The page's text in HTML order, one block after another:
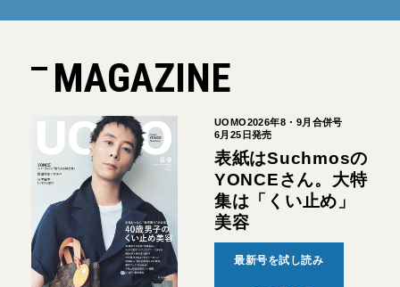
MAGAZINE
UOMO2026年8・9月合併号
6月25日発売
表紙はSuchmosの
YONCEさん。大特
集は「くい止め」
美容
最新号を試し読み